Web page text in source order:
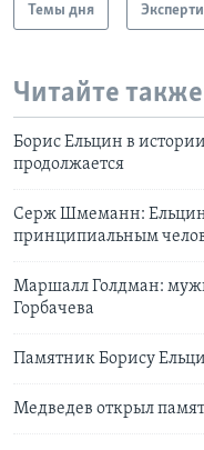
Темы дня
Читайте также
Борис Ельцин в
продолжается
Серж Шмеманн:
принципиальным
Маршалл Голдман:
Горбачева
Памятник Борису
Медведев открыл